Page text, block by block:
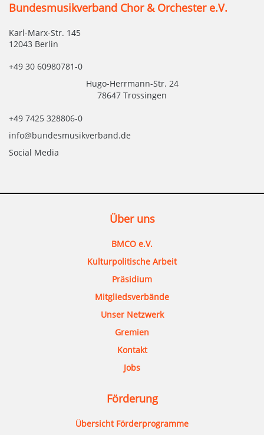
Bundesmusikverband Chor & Orchester e.V.
Karl-Marx-Str. 145
12043 Berlin
+49 30 60980781-0
Hugo-Herrmann-Str. 24
78647 Trossingen
+49 7425 328806-0
info@bundesmusikverband.de
Social Media
Über uns
BMCO e.V.
Kulturpolitische Arbeit
Präsidium
Mitgliedsverbände
Unser Netzwerk
Gremien
Kontakt
Jobs
Förderung
Übersicht Förderprogramme